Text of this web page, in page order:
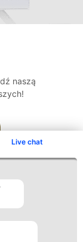
Live chat
naszą